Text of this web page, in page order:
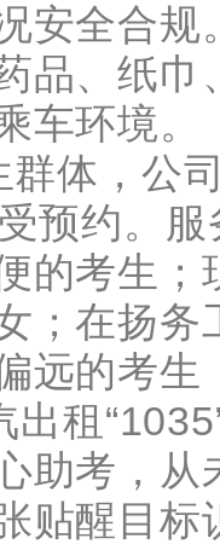
安全合
品、纸
车环境。
体，公
预约。
的考生
；在扬
远的考
出租
助考，
贴醒目